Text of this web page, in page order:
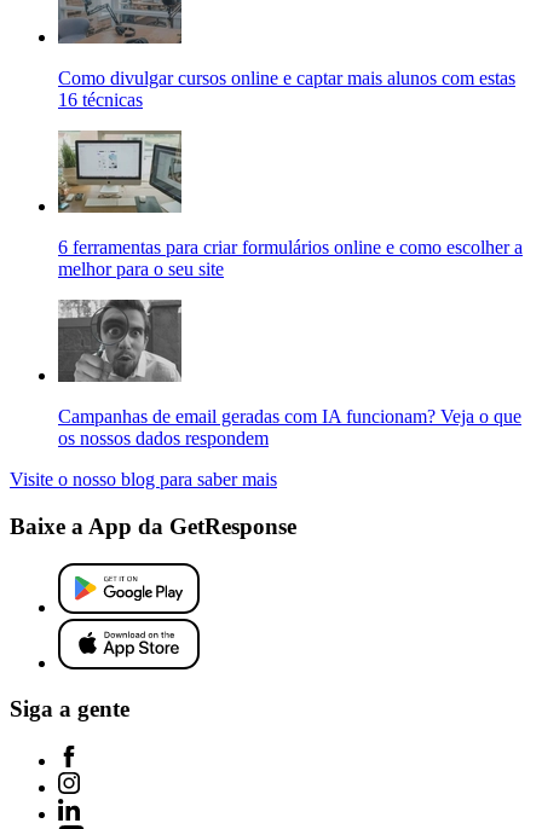
Como divulgar cursos online e captar mais alunos com estas
16 técnicas
6 ferramentas para criar formulários online e como escolher a
melhor para o seu site
Campanhas de email geradas com IA funcionam? Veja o que
os nossos dados respondem
Visite o nosso blog para saber mais
Baixe a App da GetResponse
Siga a gente